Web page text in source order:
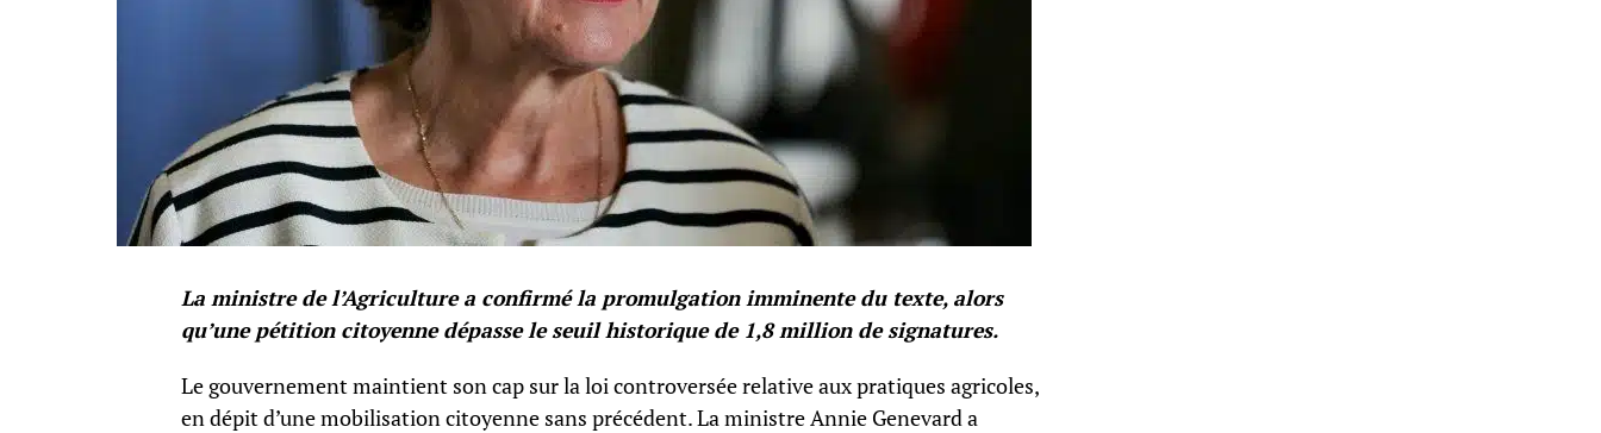
La ministre de l’Agriculture a confirmé la promulgation imminente du texte, alors
qu’une pétition citoyenne dépasse le seuil historique de 1,8 million de signatures.
Le gouvernement maintient son cap sur la loi controversée relative aux pratiques agricoles,
en dépit d’une mobilisation citoyenne sans précédent. La ministre Annie Genevard a